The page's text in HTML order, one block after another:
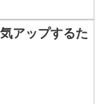
アップするた